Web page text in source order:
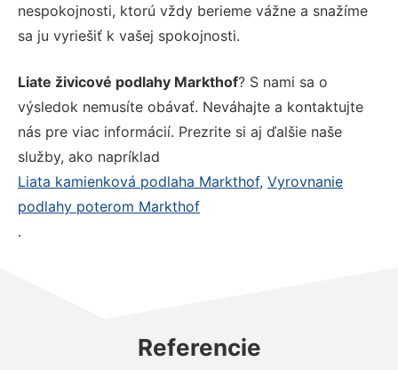
nespokojnosti, ktorú vždy berieme vážne a snažíme
sa ju vyriešiť k vašej spokojnosti.
Liate živicové podlahy Markthof? S nami sa o
výsledok nemusíte obávať. Neváhajte a kontaktujte
nás pre viac informácií. Prezrite si aj ďalšie naše
služby, ako napríklad
Liata kamienková podlaha Markthof, Vyrovnanie
podlahy poterom Markthof
.
Referencie